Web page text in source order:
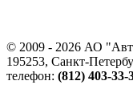
© 2009 - 2026 АО
195253, Санкт-
телефон: (812) 403-